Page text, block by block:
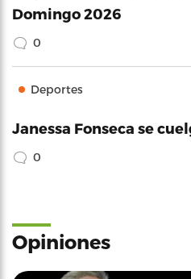
Domingo 2026
0
Deportes
Janessa Fonseca se
0
Opiniones